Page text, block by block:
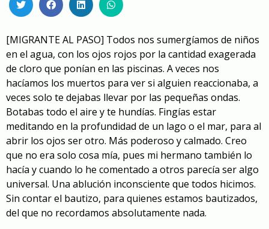
[MIGRANTE AL PASO] Todos nos sumergíamos de niños
en el agua, con los ojos rojos por la cantidad exagerada
de cloro que ponían en las piscinas. A veces nos
hacíamos los muertos para ver si alguien reaccionaba, a
veces solo te dejabas llevar por las pequeñas ondas.
Botabas todo el aire y te hundías. Fingías estar
meditando en la profundidad de un lago o el mar, para al
abrir los ojos ser otro. Más poderoso y calmado. Creo
que no era solo cosa mía, pues mi hermano también lo
hacía y cuando lo he comentado a otros parecía ser algo
universal. Una ablución inconsciente que todos hicimos.
Sin contar el bautizo, para quienes estamos bautizados,
del que no recordamos absolutamente nada.